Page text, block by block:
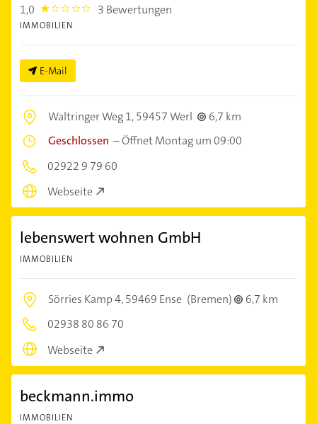
1,0 1.0 3 Bewertungen
IMMOBILIEN
E-Mail
Waltringer Weg 1,59457 Werl
6,7 km
Geschlossen –Öffnet Montag um 09:00
02922 9 79 60
Webseite
lebenswert wohnen GmbH
IMMOBILIEN
Sörries Kamp 4,59469 Ense (Bremen)
6,7 km
02938 80 86 70
Webseite
beckmann.immo
IMMOBILIEN